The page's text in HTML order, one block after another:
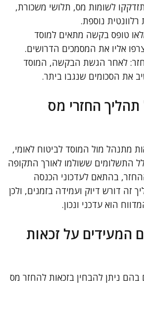
לשומות מס, תלושי משכורת,
טופס בקשה מתאים למוסד
אליו את המסמכים הדרושים.
לאחר הגשת הבקשה, המוסד
את הסכומים שנגבו ביתר.
החזרי מס
מתנהל מול המוסד לביטוח לאומי,
התשלומים ששולמו לאורך התקופה
בהתאם לעדכוני הכנסה
זה דורש דיוק ועמידה בזמנים, ולכן
הוא עדכני ונכון.
המעידים על זכאות
בהם ניתן להבחין בזכאות להחזר מס